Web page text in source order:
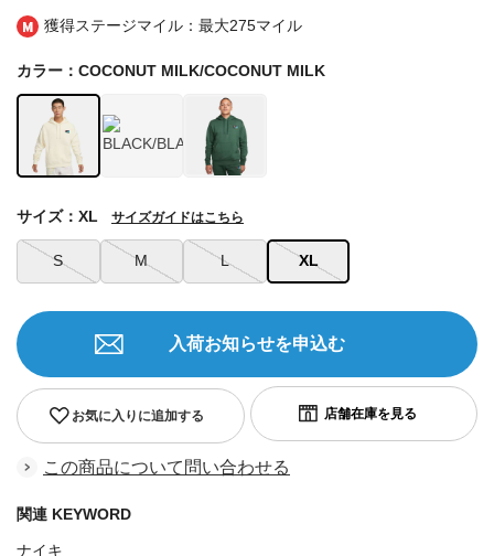
獲得ステージマイル：最大275マイル
カラー：COCONUT MILK/COCONUT MILK
S M L XL
サイズ：XL サイズガイドはこちら
お気に入りに追加する
入荷お知らせを申込む
この商品について問い合わせる
関連 KEYWORD
ナイキ